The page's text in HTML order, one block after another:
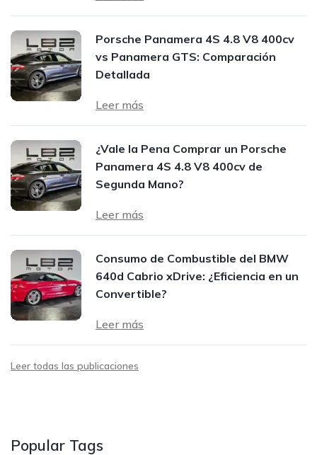
Porsche Panamera 4S 4.8 V8 400cv
vs Panamera GTS: Comparación
Detallada
Leer más
¿Vale la Pena Comprar un Porsche
Panamera 4S 4.8 V8 400cv de
Segunda Mano?
Leer más
Consumo de Combustible del BMW
640d Cabrio xDrive: ¿Eficiencia en un
Convertible?
Leer más
Leer todas las publicaciones
Popular Tags